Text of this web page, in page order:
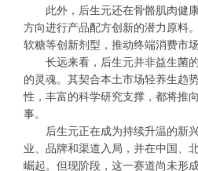
此外，后生元还在骨骼肌肉健
方向进行产品配方创新的潜力原料
软糖等创新剂型，推动终端消费市场
长远来看，后生元并非益生菌
的灵魂。其契合本土市场轻养生趋
性，丰富的科学研究支撑，都将推
事。
后生元正在成为持续升温的新
业、品牌和渠道入局，并在中国、
崛起。但现阶段，这一赛道尚未形